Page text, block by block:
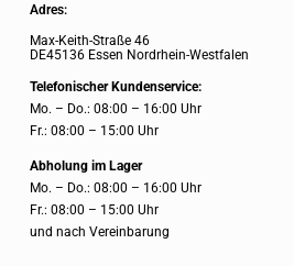
Adres:
Max-Keith-Straße 46
DE45136 Essen Nordrhein-Westfalen
Telefonischer Kundenservice:
Mo. – Do.: 08:00 – 16:00 Uhr
Fr.: 08:00 – 15:00 Uhr
Abholung im Lager
Mo. – Do.: 08:00 – 16:00 Uhr
Fr.: 08:00 – 15:00 Uhr
und nach Vereinbarung